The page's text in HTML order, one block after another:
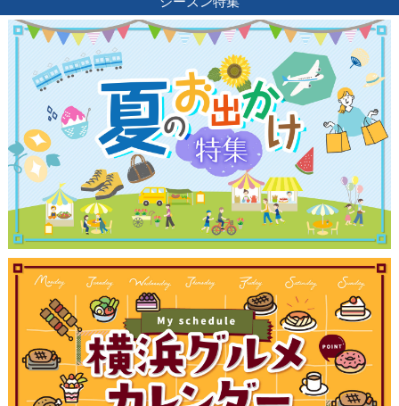
観光ガイド
ランキング
ブログ記事
サイトについて